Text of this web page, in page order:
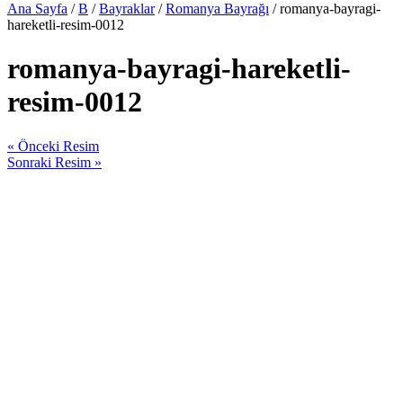
Ana Sayfa /B /Bayraklar/Romanya Bayrağı / romanya-bayragi-
hareketli-resim-0012
romanya-bayragi-hareketli-
resim-0012
« Önceki Resim
Sonraki Resim »